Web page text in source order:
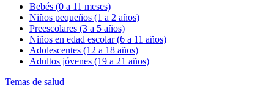
Bebés (0 a 11 meses)
Niños pequeños (1 a 2 años)
Preescolares (3 a 5 años)
Niños en edad escolar (6 a 11 años)
Adolescentes (12 a 18 años)
Adultos jóvenes (19 a 21 años)
Temas de salud